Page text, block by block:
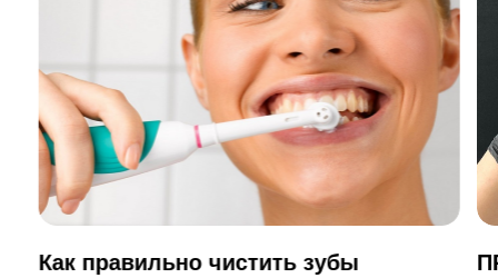
Как правильно чистить зубы